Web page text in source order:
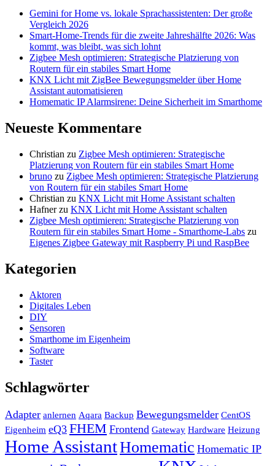
Gemini for Home vs. lokale Sprachassistenten: Der große
Vergleich 2026
Smart-Home-Trends für die zweite Jahreshälfte 2026: Was
kommt, was bleibt, was sich lohnt
Zigbee Mesh optimieren: Strategische Platzierung von
Routern für ein stabiles Smart Home
KNX Licht mit ZigBee Bewegungsmelder über Home
Assistant automatisieren
Homematic IP Alarmsirene: Deine Sicherheit im Smarthome
Neueste Kommentare
Christian zu Zigbee Mesh optimieren: Strategische
Platzierung von Routern für ein stabiles Smart Home
bruno zu Zigbee Mesh optimieren: Strategische Platzierung
von Routern für ein stabiles Smart Home
Christian zu KNX Licht mit Home Assistant schalten
Hafnerzu KNX Licht mit Home Assistant schalten
Zigbee Mesh optimieren: Strategische Platzierung von
Routern für ein stabiles Smart Home - Smarthome-Labs zu
Eigenes Zigbee Gateway mit Raspberry Pi und RaspBee
Kategorien
Aktoren
Digitales Leben
DIY
Sensoren
Smarthome im Eigenheim
Software
Taster
Schlagwörter
Adapter anlernen Aqara Backup Bewegungsmelder CentOS
Eigenheim eQ3 FHEM Frontend Gateway Hardware Heizung
Home AssistantHomematic Homematic IP